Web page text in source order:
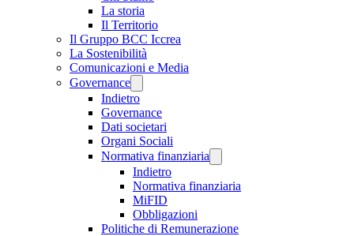
La storia
Il Territorio
Il Gruppo BCC Iccrea
La Sostenibilità
Comunicazioni e Media
Governance
Indietro
Governance
Dati societari
Organi Sociali
Normativa finanziaria
Indietro
Normativa finanziaria
MiFID
Obbligazioni
Politiche di Remunerazione